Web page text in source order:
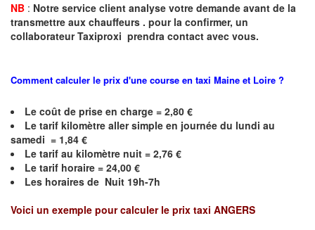
NB : Notre service client analyse votre demande avant de la
transmettre aux chauffeurs . pour la confirmer, un
collaborateur Taxiproxi prendra contact avec vous.
Comment calculer le prix d'une course en taxi Maine et Loire ?
Le coût de prise en charge = 2,80 €
Le tarif kilomètre aller simple en journée du lundi au
samedi = 1,84 €
Le tarif au kilomètre nuit = 2,76 €
Le tarif horaire = 24,00 €
Les horaires de Nuit 19h-7h
Voici un exemple pour calculer le prix taxi ANGERS